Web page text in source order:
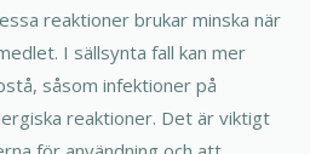
reaktioner brukar minska när
I sällsynta fall kan mer
såsom infektioner på
reaktioner. Det är viktigt